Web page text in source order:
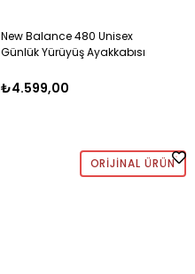
New Balance 480 Unisex
Günlük Yürüyüş Ayakkabısı
₺4.599,00
ORIJINAL ÜRÜN